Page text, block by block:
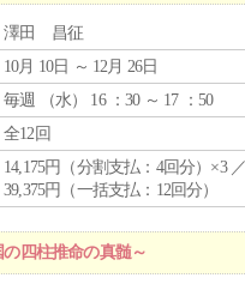
澤田 昌征
10月 10日 ～ 12月 26日
毎週 （水） 16 ：30 ～ 17 ：50
全12回
14,175円（分割支払：4回分）×3
39,375円（一括支払：12回分）
四柱推命の真髄～